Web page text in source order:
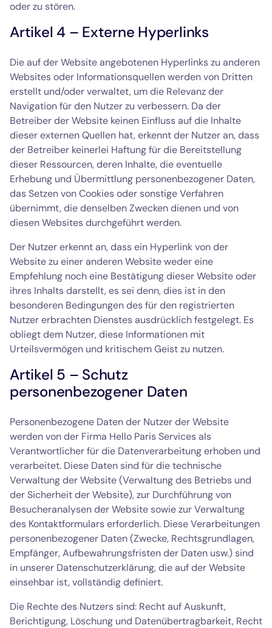
oder zu stören.
Artikel 4 – Externe Hyperlinks
Die auf der Website angebotenen Hyperlinks zu anderen
Websites oder Informationsquellen werden von Dritten
erstellt und/oder verwaltet, um die Relevanz der
Navigation für den Nutzer zu verbessern. Da der
Betreiber der Website keinen Einfluss auf die Inhalte
dieser externen Quellen hat, erkennt der Nutzer an, dass
der Betreiber keinerlei Haftung für die Bereitstellung
dieser Ressourcen, deren Inhalte, die eventuelle
Erhebung und Übermittlung personenbezogener Daten,
das Setzen von Cookies oder sonstige Verfahren
übernimmt, die denselben Zwecken dienen und von
diesen Websites durchgeführt werden.
Der Nutzer erkennt an, dass ein Hyperlink von der
Website zu einer anderen Website weder eine
Empfehlung noch eine Bestätigung dieser Website oder
ihres Inhalts darstellt, es sei denn, dies ist in den
besonderen Bedingungen des für den registrierten
Nutzer erbrachten Dienstes ausdrücklich festgelegt. Es
obliegt dem Nutzer, diese Informationen mit
Urteilsvermögen und kritischem Geist zu nutzen.
Artikel 5 – Schutz
personenbezogener Daten
Personenbezogene Daten der Nutzer der Website
werden von der Firma Hello Paris Services als
Verantwortlicher für die Datenverarbeitung erhoben und
verarbeitet. Diese Daten sind für die technische
Verwaltung der Website (Verwaltung des Betriebs und
der Sicherheit der Website), zur Durchführung von
Besucheranalysen der Website sowie zur Verwaltung
des Kontaktformulars erforderlich. Diese Verarbeitungen
personenbezogener Daten (Zwecke, Rechtsgrundlagen,
Empfänger, Aufbewahrungsfristen der Daten usw.) sind
in unserer Datenschutzerklärung, die auf der Website
einsehbar ist, vollständig definiert.
Die Rechte des Nutzers sind: Recht auf Auskunft,
Berichtigung, Löschung und Datenübertragbarkeit, Recht